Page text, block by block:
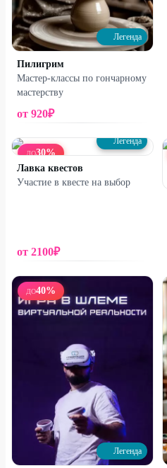
Легенда
Пилигрим
Мастер-классы по гончарному
мастерству
от 920₽
ДО30%
Легенда
Лавка квестов
Участие в квесте на выбор
от 2100₽
ДО40%
Легенда